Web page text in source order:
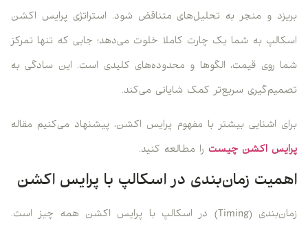
بریزد و منجر به تحلیل‌های متناقض شود. استراتژی پرایس اکشن
اسکالپ به شما یک چارت کاملا خلوت می‌دهد؛ جایی که تنها تمرکز
شما روی قیمت، الگوها و محدوده‌های کلیدی است. این سادگی به
تصمیم‌گیری سریع‌تر کمک شایانی می‌کند.
برای اشنایی بیشتر با مفهوم پرایس اکشن، پیشنهاد می‌کنیم مقاله
پرایس اکشن چیست را مطالعه کنید.
اهمیت زمان‌بندی در اسکالپ با پرایس اکشن
زمان‌بندی (Timing) در اسکالپ با پرایس اکشن همه چیز است.